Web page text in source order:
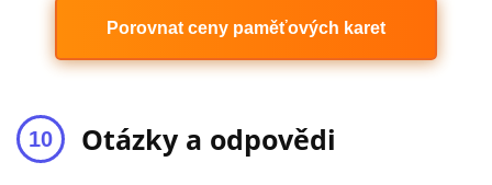
Porovnat ceny paměťových karet
Otázky a odpovědi